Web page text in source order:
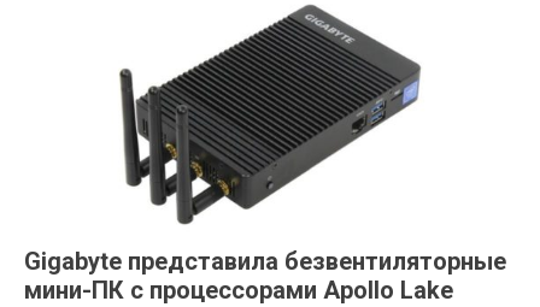
Gigabyte представила безвентиляторные
мини-ПК с процессорами Apollo Lake